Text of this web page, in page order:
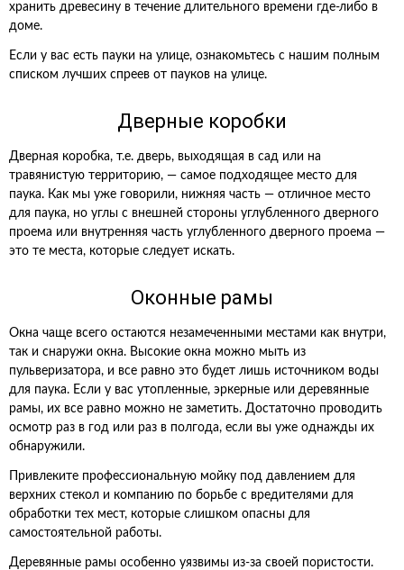
хранить древесину в течение длительного времени где-либо в
доме.
Если у вас есть пауки на улице, ознакомьтесь с нашим полным
списком лучших спреев от пауков на улице.
Дверные коробки
Дверная коробка, т.е. дверь, выходящая в сад или на
травянистую территорию, — самое подходящее место для
паука. Как мы уже говорили, нижняя часть — отличное место
для паука, но углы с внешней стороны углубленного дверного
проема или внутренняя часть углубленного дверного проема —
это те места, которые следует искать.
Оконные рамы
Окна чаще всего остаются незамеченными местами как внутри,
так и снаружи окна. Высокие окна можно мыть из
пульверизатора, и все равно это будет лишь источником воды
для паука. Если у вас утопленные, эркерные или деревянные
рамы, их все равно можно не заметить. Достаточно проводить
осмотр раз в год или раз в полгода, если вы уже однажды их
обнаружили.
Привлеките профессиональную мойку под давлением для
верхних стекол и компанию по борьбе с вредителями для
обработки тех мест, которые слишком опасны для
самостоятельной работы.
Деревянные рамы особенно уязвимы из-за своей пористости.